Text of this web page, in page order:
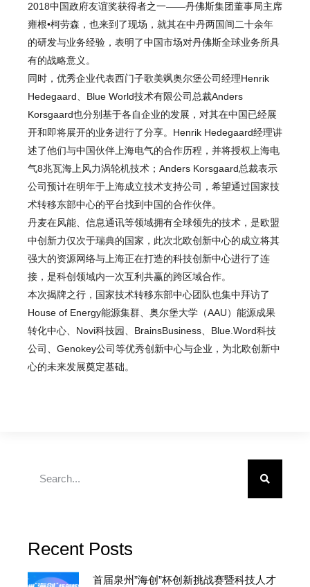
2018中国政府友谊奖获得者之一——丹佛斯集团董事局主席
雍根•柯劳森，也来到了现场，就其在中丹两国间二十余年
的研发与业务经验，表明了中国市场对丹佛斯全球业务所具
有的战略意义。
同时，优秀企业代表西门子歌美飒奥尔堡公司经理Henrik
Hedegaard、Blue World技术有限公司总裁Anders
Korsgaard也分别基于各自企业的发展，对其在中国已经展
开和即将展开的业务进行了分享。Henrik Hedegaard经理讲
述了他们与中国伙伴上海电气的合作历程，并将授权上海电
气8兆瓦海上风力涡轮机技术；Anders Korsgaard总裁表示
公司预计在明年于上海成立技术支持公司，希望通过国家技
术转移东部中心的平台找到中国的合作伙伴。
丹麦在风能、信息通讯等领域拥有全球领先的技术，是欧盟
中创新力仅次于瑞典的国家，此次北欧创新中心的成立将其
强大的资源网络与上海正在打造的科技创新中心进行了连
接，是科创领域内一次互利共赢的跨区域合作。
本次揭牌之行，国家技术转移东部中心团队也集中拜访了
House of Energy能源集群、奥尔堡大学（AAU）能源成果
转化中心、Novi科技园、BrainsBusiness、Blue.Word科技
公司、Genokey公司等优秀创新中心与企业，为北欧创新中
心的未来发展奠定基础。
Recent Posts
首届泉州”海创”杯创新挑战赛暨科技人才